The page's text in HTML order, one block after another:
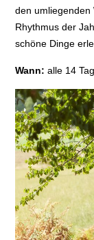
den umliegenden
Rhythmus der
schöne Dinge
Wann: alle 14